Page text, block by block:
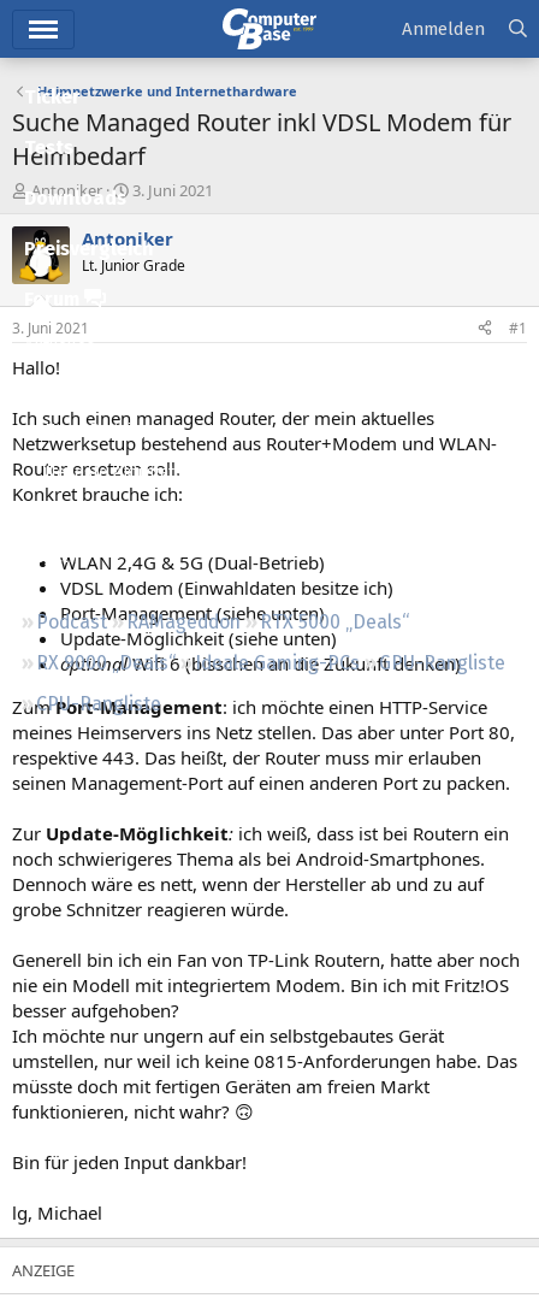
Ticker
Tests
Downloads
Preisvergleich
Forum
Aktuelles
Neue Beiträge
Neueste Aktivitäten
Regeln
Podcast RAMageddon
RTX 5000 „Deals“
RX 9000 „Deals“
Ideale Gaming-PCs
GPU-Rangliste
CPU-Rangliste
Anmelden
Heimnetzwerke und Internethardware
Suche Managed Router inkl VDSL Modem für
Heimbedarf
E
r
s
t
e
e
r
Antoniker
E
s
e
t
3. Juni 2021
Antoniker
Lt. Junior Grade
3. Juni 2021 #1
Hallo!
Ich such einen managed Router, der mein aktuelles
Netzwerksetup bestehend aus Router+Modem und WLAN-
Router ersetzen soll.
Konkret brauche ich:
WLAN 2,4G & 5G (Dual-Betrieb)
VDSL Modem (Einwahldaten besitze ich)
Port-Management (siehe unten)
Update-Möglichkeit (siehe unten)
optionalWifi 6 (bisschen an die Zukunft denken)
ZumPort-Management: ich möchte einen HTTP-Service
meines Heimservers ins Netz stellen. Das aber unter Port 80,
respektive 443. Das heißt, der Router muss mir erlauben
seinen Management-Port auf einen anderen Port zu packen.
Zur Update-Möglichkeit: ich weiß, dass ist bei Routern ein
noch schwierigeres Thema als bei Android-Smartphones.
Dennoch wäre es nett, wenn der Hersteller ab und zu auf
grobe Schnitzer reagieren würde.
Generell bin ich ein Fan von TP-Link Routern, hatte aber noch
nie ein Modell mit integriertem Modem. Bin ich mit Fritz!OS
besser aufgehoben?
Ich möchte nur ungern auf ein selbstgebautes Gerät
umstellen, nur weil ich keine 0815-Anforderungen habe. Das
müsste doch mit fertigen Geräten am freien Markt
funktionieren, nicht wahr? 🙃
Bin für jeden Input dankbar!
lg, Michael